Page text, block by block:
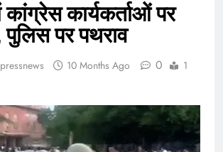
कांग्रेस कार्यकर्ताओं पर
पुलिस पर पथराव
10 Months Ago 0
1